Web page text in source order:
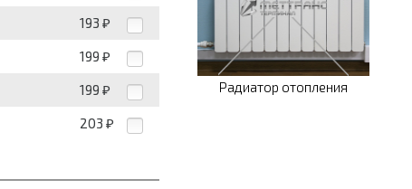
193 ₽
199 ₽
199 ₽
203 ₽
Радиатор отопления